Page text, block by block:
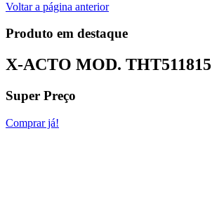
Voltar a página anterior
Produto em destaque
X-ACTO MOD. THT511815
Super Preço
Comprar já!